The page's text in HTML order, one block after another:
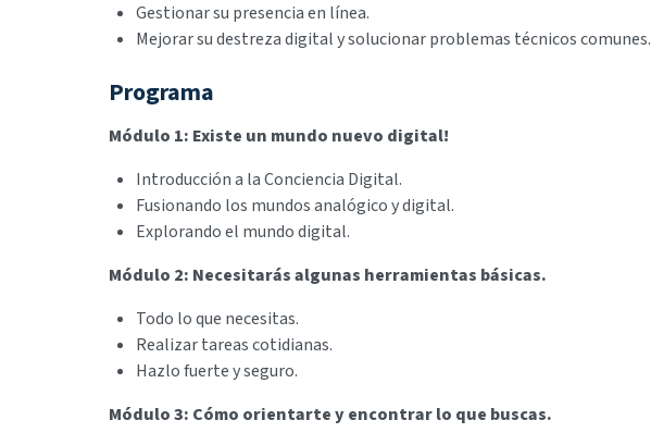
Gestionar su presencia en línea.
Mejorar su destreza digital y solucionar problemas técnicos comunes.
Programa
Módulo 1: Existe un mundo nuevo digital!
Introducción a la Conciencia Digital.
Fusionando los mundos analógico y digital.
Explorando el mundo digital.
Módulo 2: Necesitarás algunas herramientas básicas.
Todo lo que necesitas.
Realizar tareas cotidianas.
Hazlo fuerte y seguro.
Módulo 3: Cómo orientarte y encontrar lo que buscas.